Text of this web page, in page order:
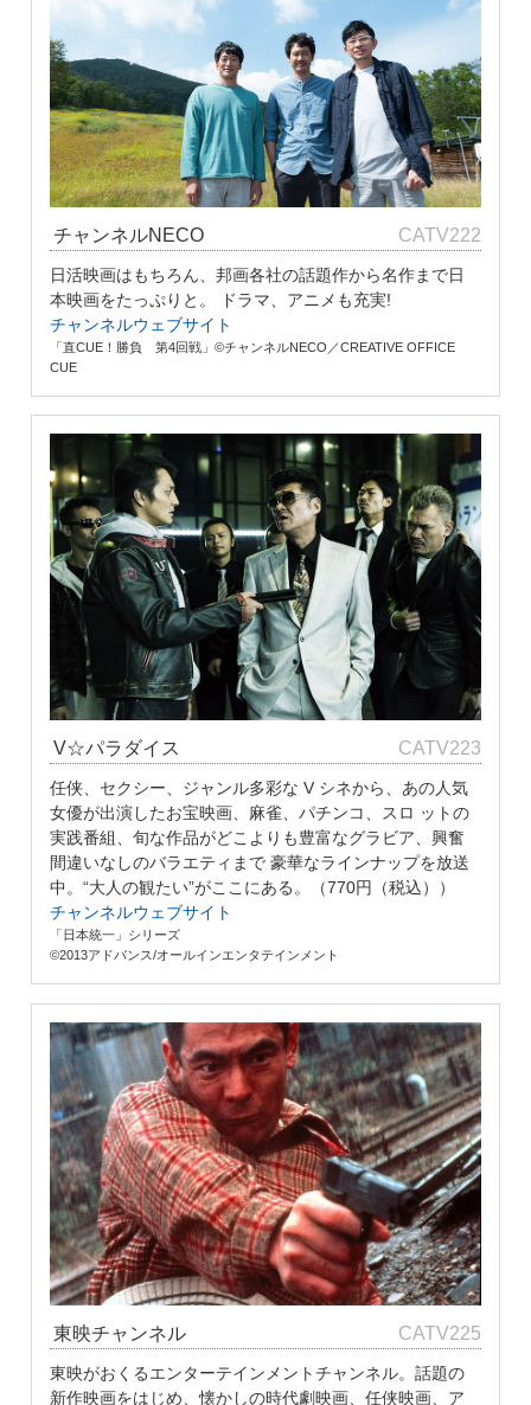
チャンネルNECO CATV222
日活映画はもちろん、邦画各社の話題作から名作まで日
本映画をたっぷりと。 ドラマ、アニメも充実!
チャンネルウェブサイト
「直CUE！勝負 第4回戦」©チャンネルNECO／CREATIVE OFFICE
CUE
V☆パラダイス CATV223
任侠、セクシー、ジャンル多彩な V シネから、あの人気
女優が出演したお宝映画、麻雀、パチンコ、スロ ットの
実践番組、旬な作品がどこよりも豊富なグラビア、興奮
間違いなしのバラエティまで 豪華なラインナップを放送
中。“大人の観たい”がここにある。（770円（税込））
チャンネルウェブサイト
「日本統一」シリーズ
©2013アドバンス/オールインエンタテインメント
東映チャンネル CATV225
東映がおくるエンターテインメントチャンネル。話題の
新作映画をはじめ、懐かしの時代劇映画、任侠映画、ア